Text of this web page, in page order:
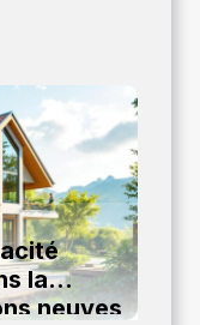
la
neuves